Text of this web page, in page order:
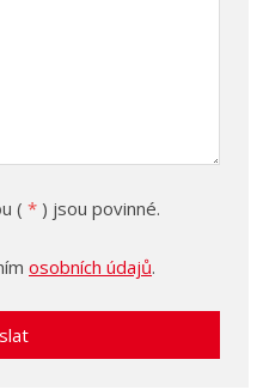
( * ) jsou povinné.
osobních údajů.